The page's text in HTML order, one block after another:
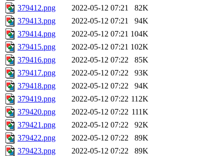
379412.png
2022-05-12 07:21
82K
379413.png
2022-05-12 07:21
94K
379414.png
2022-05-12 07:21 104K
379415.png
2022-05-12 07:21 102K
379416.png
2022-05-12 07:22
85K
379417.png
2022-05-12 07:22
93K
379418.png
2022-05-12 07:22
94K
379419.png
2022-05-12 07:22 112K
379420.png
2022-05-12 07:22 111K
379421.png
2022-05-12 07:22
92K
379422.png
2022-05-12 07:22
89K
379423.png
2022-05-12 07:22
89K